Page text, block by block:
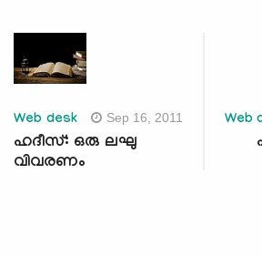
Web desk Sep 16, 2011
ഹദീസ്: ഒരു ലഘു
വിവരണം
Web